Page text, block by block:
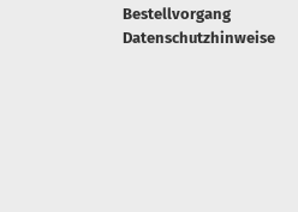
Bestellvorgang
Datenschutzhinweise